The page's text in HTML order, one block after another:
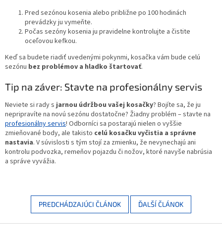
Pred sezónou kosenia alebo približne po 100 hodinách
prevádzky ju vymeňte.
Počas sezóny kosenia ju pravidelne kontrolujte a čistite
oceľovou kefkou.
Keď sa budete riadiť uvedenými pokynmi, kosačka vám bude celú
sezónu bez problémov a hladko štartovať.
Tip na záver: Stavte na profesionálny servis
Neviete si rady s jarnou údržbou vašej kosačky? Bojíte sa, že ju
nepripravíte na novú sezónu dostatočne? Žiadny problém – stavte na
profesionálny servis! Odborníci sa postarajú nielen o vyššie
zmieňované body, ale takisto celú kosačku vyčistia a správne
nastavia. V súvislosti s tým stojí za zmienku, že nevynechajú ani
kontrolu podvozka, remeňov pojazdu či nožov, ktoré navyše nabrúsia
a správe vyvážia.
PREDCHÁDZAJÚCI ČLÁNOK ĎALŠÍ ČLÁNOK